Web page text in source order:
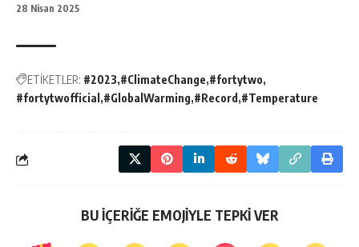
28 Nisan 2025
ETİKETLER: #2023 #ClimateChange #fortytwo
#fortytwofficial #GlobalWarming #Record #Temperature
BU İÇERİĞE EMOJİYLE TEPKİ VER